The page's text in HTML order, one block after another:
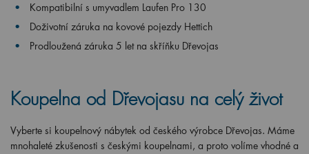
Kompatibilní s umyvadlem Laufen Pro 130
Doživotní záruka na kovové pojezdy Hettich
Prodloužená záruka 5 let na skříňku Dřevojas
Koupelna od Dřevojasu na celý život
Vyberte si koupelnový nábytek od českého výrobce Dřevojas. Máme
mnohaleté zkušenosti s českými koupelnami, a proto volíme vhodné a